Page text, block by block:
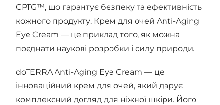
CPTG™, що гарантує безпеку та ефективність
кожного продукту. Крем для очей Anti-Aging
Eye Cream — це приклад того, як можна
поєднати наукові розробки і силу природи.
doTERRA Anti-Aging Eye Cream — це
інноваційний крем для очей, який дарує
комплексний догляд для ніжної шкіри. Його